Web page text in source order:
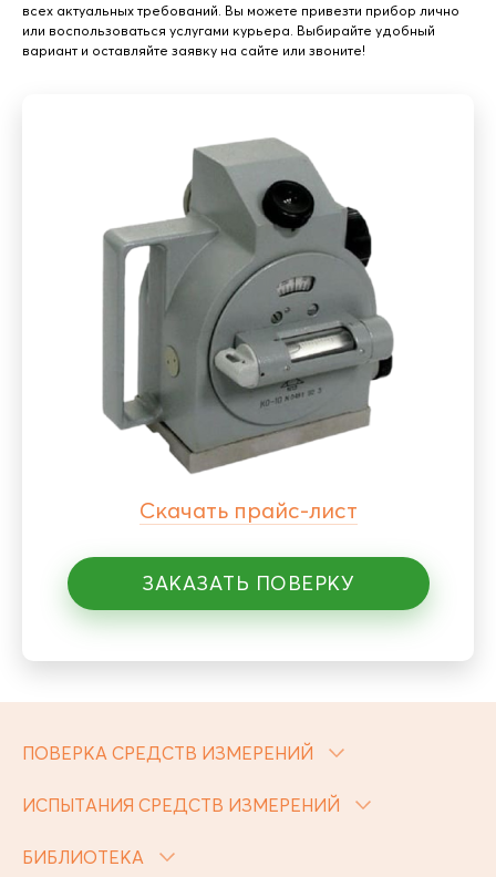
всех актуальных требований. Вы можете привезти прибор лично
или воспользоваться услугами курьера. Выбирайте удобный
вариант и оставляйте заявку на сайте или звоните!
Скачать прайс-лист
ЗАКАЗАТЬ ПОВЕРКУ
ПОВЕРКА СРЕДСТВ ИЗМЕРЕНИЙ
ИСПЫТАНИЯ СРЕДСТВ ИЗМЕРЕНИЙ
БИБЛИОТЕКА